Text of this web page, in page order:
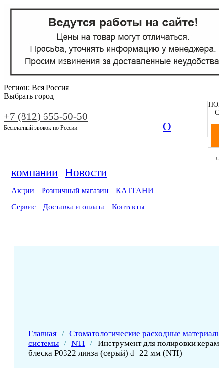
Регион: Вся Россия
Выбрать город
+7 (812) 655-50-50
Бесплатный звонок по России О
компании Новости
Акции Розничный магазин
КАТТАНИ
Сервис
Доставка и оплата Контакты
Главная / Стоматологические расходные
системы / NTI / Инструмент для полировки
блеска Р0322 линза (серый) d=22 мм (NTI)